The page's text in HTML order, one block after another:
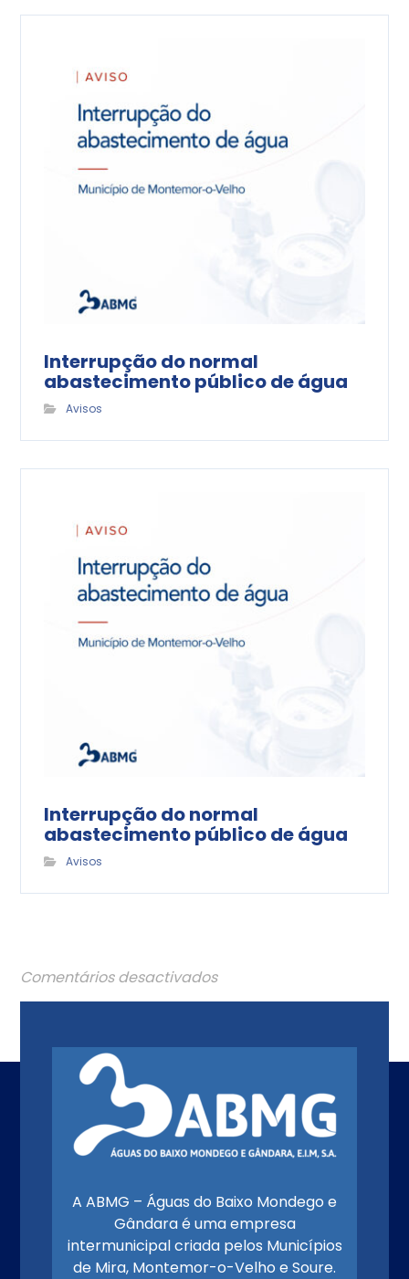
Interrupção do normal
abastecimento público de água
Avisos
Interrupção do normal
abastecimento público de água
Avisos
Comentários desactivados
A ABMG – Águas do Baixo Mondego e
Gândara é uma empresa
intermunicipal criada pelos Municípios
de Mira, Montemor-o-Velho e Soure.